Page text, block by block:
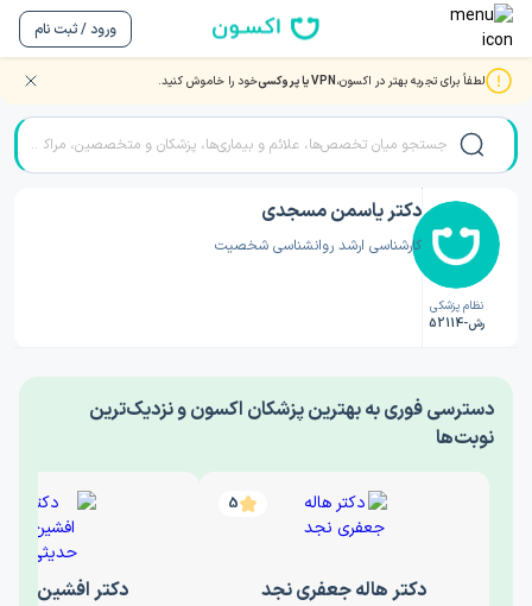
ورود / ثبت نام
لطفاً برای تجربه بهتر در اکسون،VPN یا پروکسی خود را خاموش کنید. صفحه اصلی/دکتر روانشناسی/دکتر یاسمن مسجدی
نظام پزشکی
رش-52114
دکتر یاسمن مسجدی
کارشناسی ارشد روانشناسی شخصیت
‎دسترسی فوری به بهترین پزشکان اکسون و نزدیک‌ترین
نوبت‌ها
5
دکتر هاله جعفری نجد دکتر افشین